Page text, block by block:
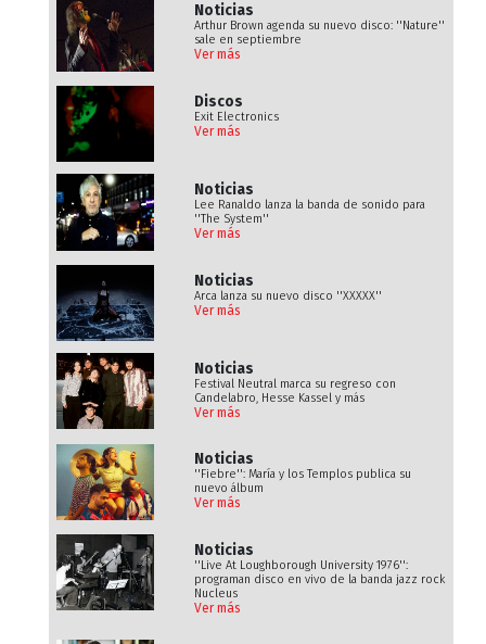
Noticias
Arthur Brown agenda su nuevo disco: ''Nature''
sale en septiembre
Ver más
Discos
Exit Electronics
Ver más
Noticias
Lee Ranaldo lanza la banda de sonido para
''The System''
Ver más
Noticias
Arca lanza su nuevo disco ''XXXXX''
Ver más
Noticias
Festival Neutral marca su regreso con
Candelabro, Hesse Kassel y más
Ver más
Noticias
''Fiebre'': María y los Templos publica su
nuevo álbum
Ver más
Noticias
''Live At Loughborough University 1976'':
programan disco en vivo de la banda jazz rock
Nucleus
Ver más